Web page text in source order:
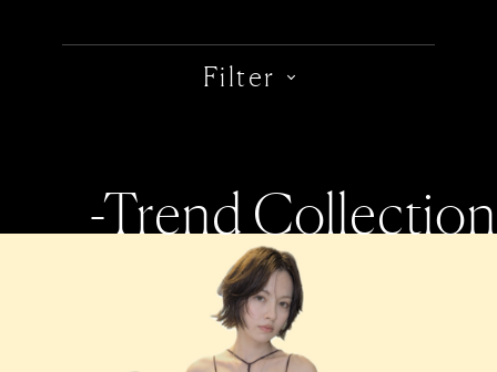
Filter
-Trend Collection